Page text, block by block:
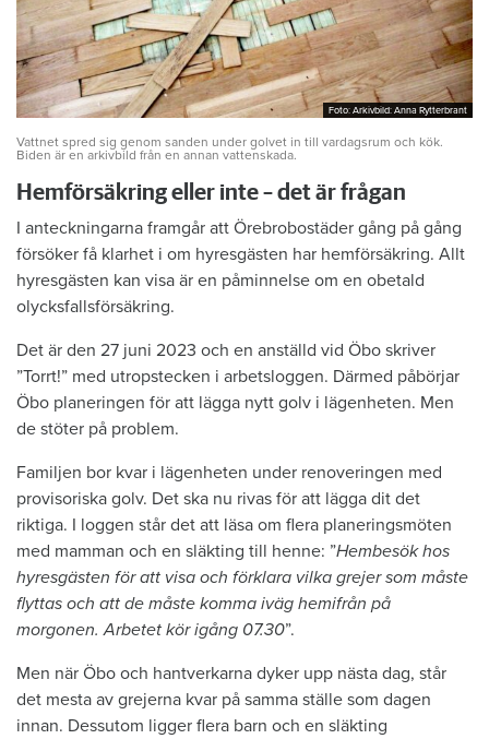
Foto: Arkivbild: Anna Rytterbrant
Foto: Arkivbild: Anna Rytterbrant
Vattnet spred sig genom sanden under golvet in till vardagsrum och kök.
Biden är en arkivbild från en annan vattenskada.
Hemförsäkring eller inte – det är frågan
I anteckningarna framgår att Örebrobostäder gång på gång
försöker få klarhet i om hyresgästen har hemförsäkring. Allt
hyresgästen kan visa är en påminnelse om en obetald
olycksfallsförsäkring.
Det är den 27 juni 2023 och en anställd vid Öbo skriver
”Torrt!” med utropstecken i arbetsloggen. Därmed påbörjar
Öbo planeringen för att lägga nytt golv i lägenheten. Men
de stöter på problem.
Familjen bor kvar i lägenheten under renoveringen med
provisoriska golv. Det ska nu rivas för att lägga dit det
riktiga. I loggen står det att läsa om flera planeringsmöten
med mamman och en släkting till henne: ”Hembesök hos
hyresgästen för att visa och förklara vilka grejer som måste
flyttas och att de måste komma iväg hemifrån på
morgonen. Arbetet kör igång 07.30”.
Men när Öbo och hantverkarna dyker upp nästa dag, står
det mesta av grejerna kvar på samma ställe som dagen
innan. Dessutom ligger flera barn och en släkting